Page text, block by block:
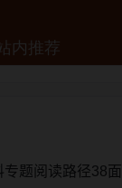
题阅读路径38